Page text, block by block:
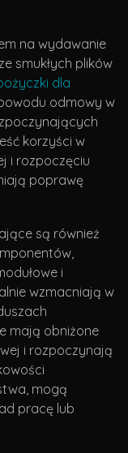
na wydawanie
smukłych plików
dla
odmowy w
korzyści w
i rozpoczęciu
poprawę
są również
i
wzmacniają w
mają obniżone
i rozpoczynają
mogą
pracę lub